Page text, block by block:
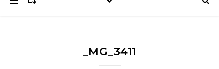
_MG_3411